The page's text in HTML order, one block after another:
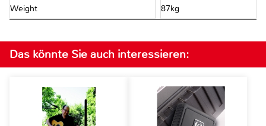
Weight 87kg
Das könnte Sie auch interessieren: